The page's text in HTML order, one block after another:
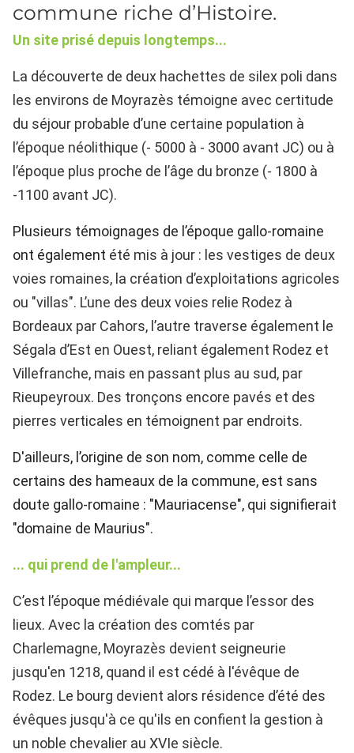
commune riche d’Histoire.
Un site prisé depuis longtemps...
La découverte de deux hachettes de silex poli dans
les environs de Moyrazès témoigne avec certitude
du séjour probable d’une certaine population à
l’époque néolithique (- 5000 à - 3000 avant JC) ou à
l’époque plus proche de l’âge du bronze (- 1800 à
-1100 avant JC).
Plusieurs témoignages de l’époque gallo-romaine
ont également été mis à jour : les vestiges de deux
voies romaines, la création d’exploitations agricoles
ou "villas". L’une des deux voies relie Rodez à
Bordeaux par Cahors, l’autre traverse également le
Ségala d’Est en Ouest, reliant également Rodez et
Villefranche, mais en passant plus au sud, par
Rieupeyroux. Des tronçons encore pavés et des
pierres verticales en témoignent par endroits.
D'ailleurs, l’origine de son nom, comme celle de
certains des hameaux de la commune, est sans
doute gallo-romaine : "Mauriacense", qui signifierait
"domaine de Maurius".
... qui prend de l'ampleur...
C’est l’époque médiévale qui marque l’essor des
lieux. Avec la création des comtés par
Charlemagne, Moyrazès devient seigneurie
jusqu'en 1218, quand il est cédé à l'évêque de
Rodez. Le bourg devient alors résidence d’été des
évêques jusqu'à ce qu'ils en confient la gestion à
un noble chevalier au XVIe siècle.